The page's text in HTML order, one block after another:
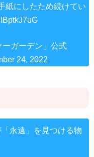
紙にしたため続けてい
ガーデン」公式
24, 2022
永遠」を見つける物